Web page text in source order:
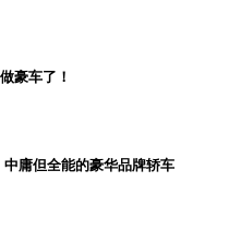
豪车了！
中庸但全能的豪华品牌轿车